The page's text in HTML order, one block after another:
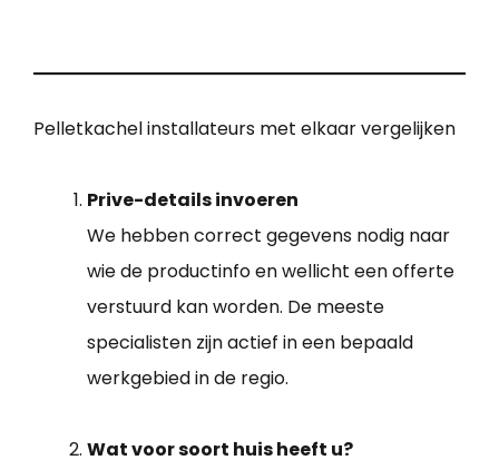
Pelletkachel installateurs met elkaar vergelijken
Prive-details invoeren
We hebben correct gegevens nodig naar
wie de productinfo en wellicht een offerte
verstuurd kan worden. De meeste
specialisten zijn actief in een bepaald
werkgebied in de regio.
Wat voor soort huis heeft u?